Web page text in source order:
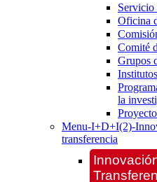
Servicio
Oficina
Comité
Grupos
la
Menu-I+D+I(2)-
transferencia